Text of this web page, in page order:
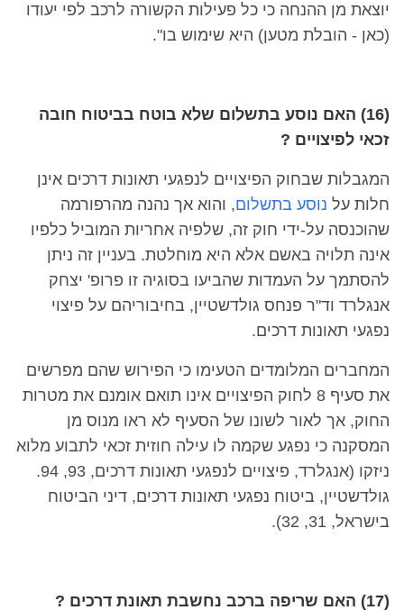
יוצאת מן ההנחה כי כל פעילות הקשורה לרכב לפי יעודו
(כאן - הובלת מטען) היא שימוש בו".
(16) האם נוסע בתשלום שלא בוטח בביטוח חובה
זכאי לפיצויים ?
המגבלות שבחוק הפיצויים לנפגעי תאונות דרכים אינן
חלות על נוסע בתשלום, והוא אך נהנה מהרפורמה
שהוכנסה על-ידי חוק זה, שלפיה אחריות המוביל כלפיו
אינה תלויה באשם אלא היא מוחלטת. בעניין זה ניתן
להסתמך על העמדות שהביעו בסוגיה זו פרופ' יצחק
אנגלרד וד"ר פנחס גולדשטיין, בחיבוריהם על פיצוי
נפגעי תאונות דרכים.
המחברים המלומדים הטעימו כי הפירוש שהם מפרשים
את סעיף 8 לחוק הפיצויים אינו תואם אומנם את מטרות
החוק, אך לאור לשונו של הסעיף לא ראו מנוס מן
המסקנה כי נפגע שקמה לו עילה חוזית זכאי לתבוע מלוא
ניזקו (אנגלרד, פיצויים לנפגעי תאונות דרכים, 93, 94.
גולדשטיין, ביטוח נפגעי תאונות דרכים, דיני הביטוח
בישראל, 31, 32).
(17) האם שריפה ברכב נחשבת תאונת דרכים ?